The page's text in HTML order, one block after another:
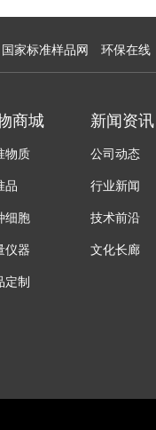
国家标准样品网 环保在线
商城
物质
品
细胞
仪器
定制
新闻资讯
公司动态
行业新闻
技术前沿
文化长廊